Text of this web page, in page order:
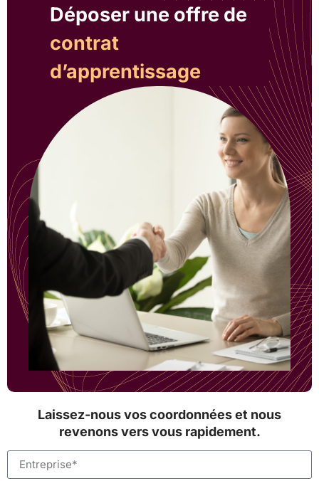
Déposer une offre de
contrat
d’apprentissage
Laissez-nous vos coordonnées et nous
revenons vers vous rapidement.